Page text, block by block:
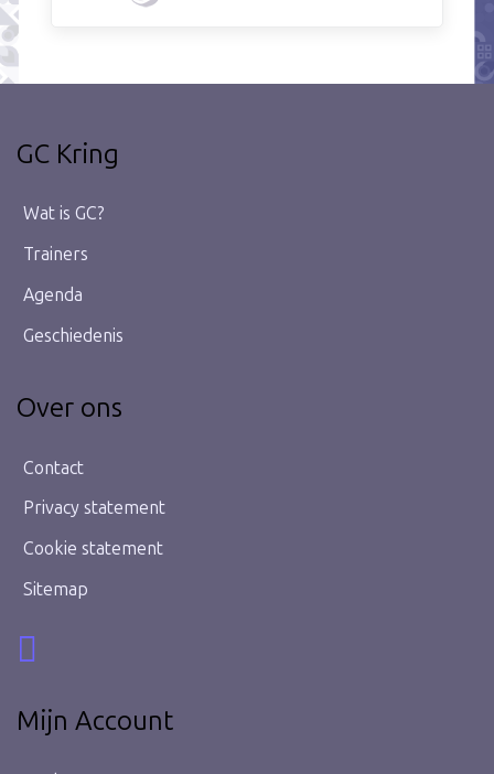
GC Kring
Wat is GC?
Trainers
Agenda
Geschiedenis
Over ons
Contact
Privacy statement
Cookie statement
Sitemap
Mijn Account